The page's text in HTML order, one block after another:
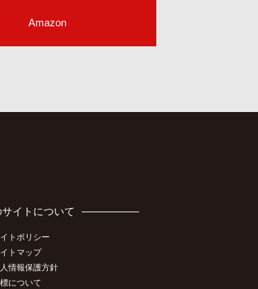
Amazon
サイトについて
トポリシー
トマップ
情報保護方針
について